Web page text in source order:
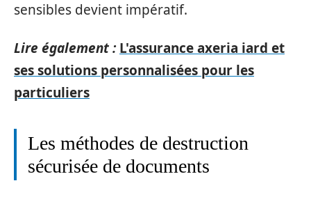
sensibles devient impératif.
Lire également : L'assurance axeria iard et
ses solutions personnalisées pour les
particuliers
Les méthodes de destruction
sécurisée de documents